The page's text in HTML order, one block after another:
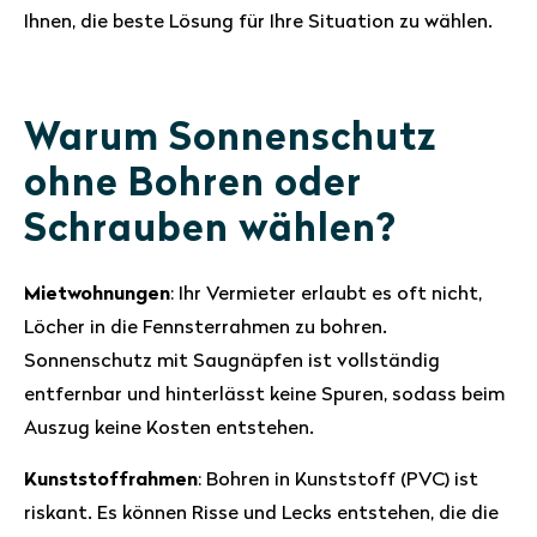
Ihnen, die beste Lösung für Ihre Situation zu wählen.
Warum Sonnenschutz
ohne Bohren oder
Schrauben wählen?
Mietwohnungen: Ihr Vermieter erlaubt es oft nicht,
Löcher in die Fennsterrahmen zu bohren.
Sonnenschutz mit Saugnäpfen ist vollständig
entfernbar und hinterlässt keine Spuren, sodass beim
Auszug keine Kosten entstehen.
Kunststoffrahmen: Bohren in Kunststoff (PVC) ist
riskant. Es können Risse und Lecks entstehen, die die